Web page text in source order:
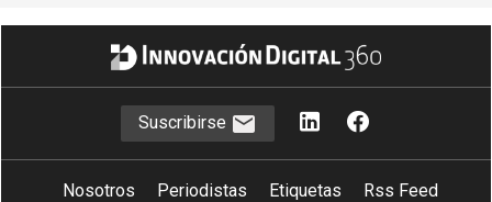
Suscribirse
Nosotros Periodistas Etiquetas
Rss Feed